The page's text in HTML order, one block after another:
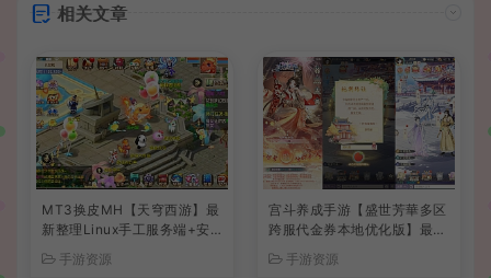
相关文章
MT3换皮MH【天穹西游】最
新整理Linux手工服务端+安
建教程+全套源码+视频教程
手游资源
宫斗养成手游【盛世芳華多区
跨服代金券本地优化版】最新
手工服务端+CDK授权后台
手游资源